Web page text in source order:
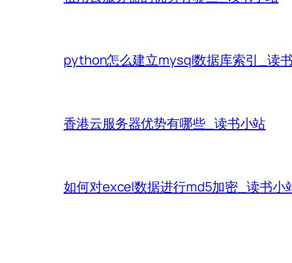
python怎么建立mysql数据库索引_读
香港云服务器优势有哪些_读书小站
如何对excel数据进行md5加密_读书小